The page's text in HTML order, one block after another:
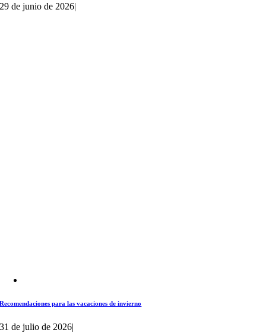
29 de junio de 2026|
Recomendaciones para las vacaciones de invierno
31 de julio de 2026